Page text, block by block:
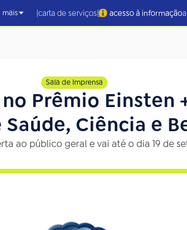
mais |carta de serviços| acesso à informação
Sala de Imprensa
Prêmio Einsten
Ciência e
ao público geral e vai até o dia 19 de